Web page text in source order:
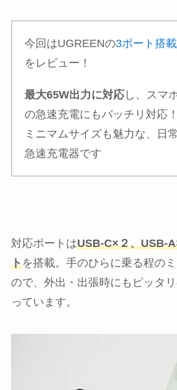
今回はUGREENの3ポート搭
をレビュー！
最大65W出力に対応し、スマ
の急速充電にもバッチリ対応
ミニマムサイズも魅力な、日
急速充電器です
対応ポートはUSB-C×２、USB-
トを搭載。手のひらに乗る程の
ので、外出・出張時にもピッタ
っています。